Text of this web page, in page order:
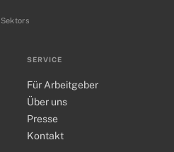
SERVICE
Für Arbeitgeber
Über uns
Presse
Kontakt